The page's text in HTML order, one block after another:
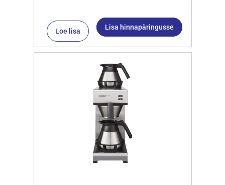
Loe lisa Lisa hinnapäringusse